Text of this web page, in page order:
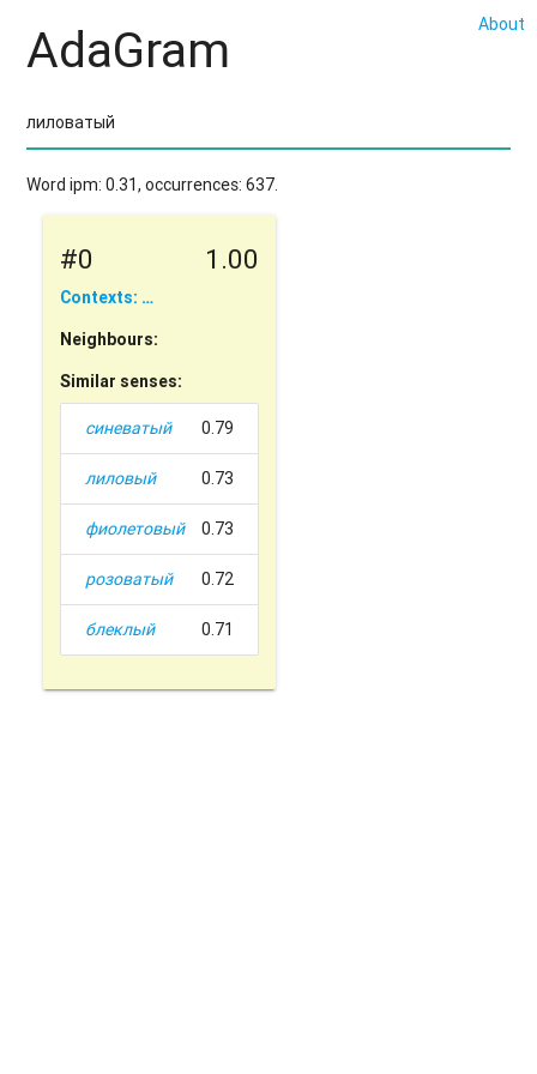
About
AdaGram
Word ipm: 0.31, occurrences: 637.
#0 1.00
Contexts: …
Neighbours:
Similar senses:
синеватый 0.79
лиловый 0.73
фиолетовый 0.73
розоватый 0.72
блеклый 0.71